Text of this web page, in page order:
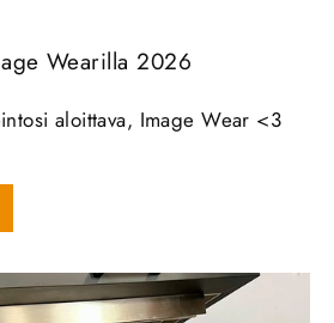
Wearilla 2026
aloittava, Image Wear <3